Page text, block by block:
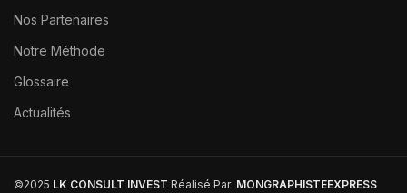
Nos Partenaires
Notre Méthode
Glossaire
Actualités
©2025 LK CONSULT INVEST Réalisé Par MONGRAPHISTEEXPRESS